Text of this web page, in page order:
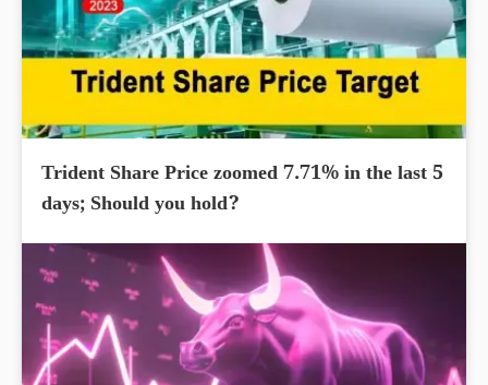
Trident Share Price zoomed 7.71% in the last 5
days; Should you hold?